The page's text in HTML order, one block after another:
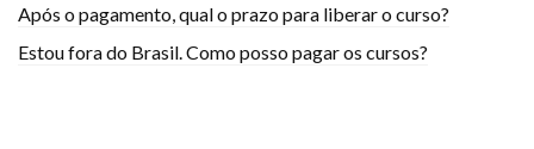
Após o pagamento, qual o prazo para liberar o curso?
Estou fora do Brasil. Como posso pagar os cursos?